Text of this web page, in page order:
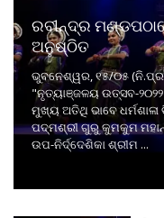
ରବୀନ୍ଦ୍ର
ଅନୁଷ୍ଠିତ
ଭୁବନେଶ୍ୱର, ୧୫/୦୫
"ନୃତ୍ୟାଞ୍ଜଳୟ ଉତ୍ସବ-
ମୁଖ୍ୟ ଅତିଥି ଭାବେ ଧର୍ମଶାଳା
ପଦ୍ମଶ୍ରୀ ଗୁରୁ କୁମକୁମ
ଉପ-ନିର୍ଦ୍ଦେଶିକା ଶ୍ରୀମ ...